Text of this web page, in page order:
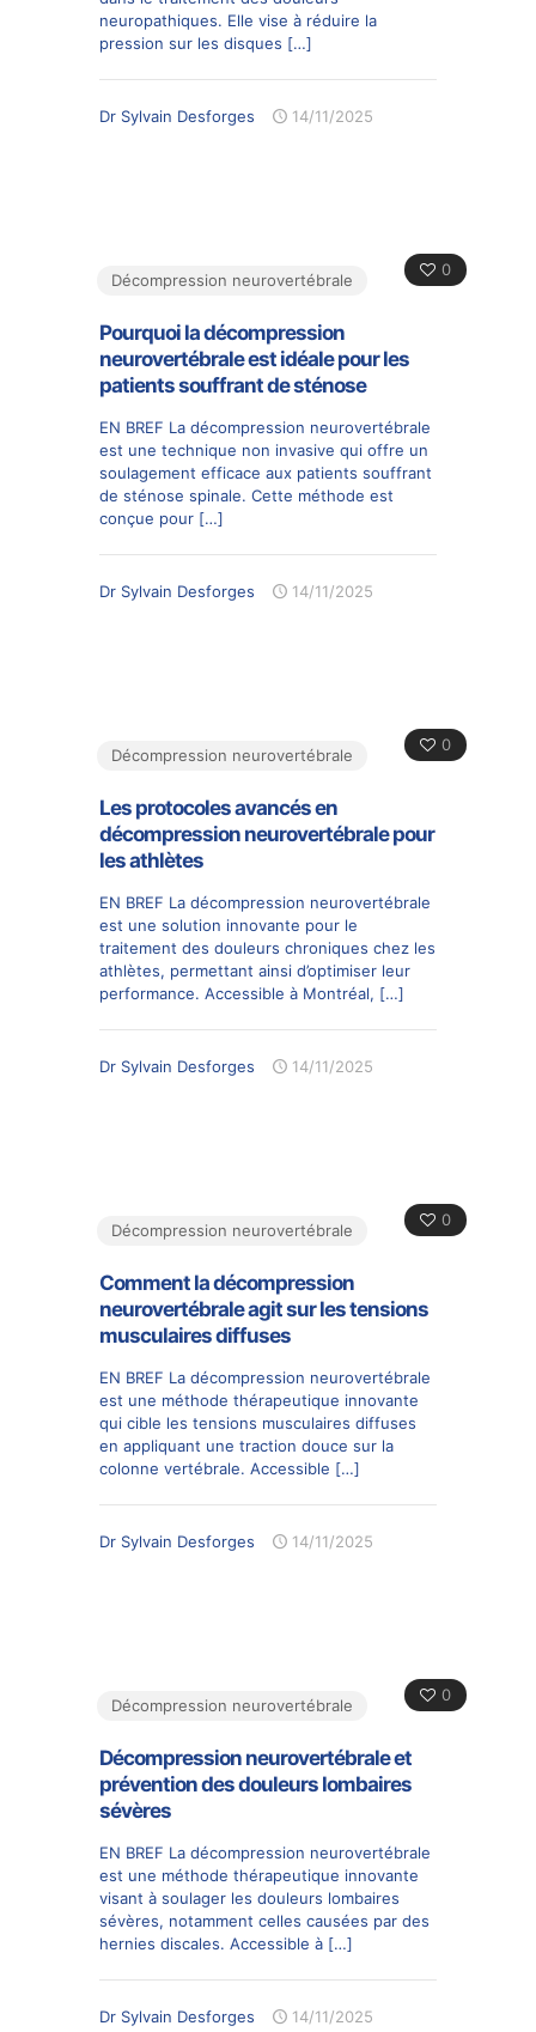
neuropathiques. Elle vise à réduire la
pression sur les disques […]
Dr Sylvain Desforges 14/11/2025
0
Décompression neurovertébrale
Pourquoi la décompression
neurovertébrale est idéale pour les
patients souffrant de sténose
EN BREF La décompression neurovertébrale
est une technique non invasive qui offre un
soulagement efficace aux patients souffrant
de sténose spinale. Cette méthode est
conçue pour […]
Dr Sylvain Desforges 14/11/2025
0
Décompression neurovertébrale
Les protocoles avancés en
décompression neurovertébrale pour
les athlètes
EN BREF La décompression neurovertébrale
est une solution innovante pour le
traitement des douleurs chroniques chez les
athlètes, permettant ainsi d’optimiser leur
performance. Accessible à Montréal, […]
Dr Sylvain Desforges 14/11/2025
0
Décompression neurovertébrale
Comment la décompression
neurovertébrale agit sur les tensions
musculaires diffuses
EN BREF La décompression neurovertébrale
est une méthode thérapeutique innovante
qui cible les tensions musculaires diffuses
en appliquant une traction douce sur la
colonne vertébrale. Accessible […]
Dr Sylvain Desforges 14/11/2025
0
Décompression neurovertébrale
Décompression neurovertébrale et
prévention des douleurs lombaires
sévères
EN BREF La décompression neurovertébrale
est une méthode thérapeutique innovante
visant à soulager les douleurs lombaires
sévères, notamment celles causées par des
hernies discales. Accessible à […]
Dr Sylvain Desforges 14/11/2025